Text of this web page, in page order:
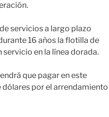
servicios a largo plazo
16 años la flotilla de
en la línea dorada.
que pagar en este
por el arrendamiento